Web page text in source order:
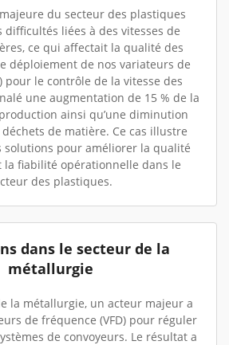
du secteur des plastiques
liées à des vitesses de
ce qui affectait la qualité des
déploiement de nos variateurs de
pour le contrôle de la vitesse des
une augmentation de 15 % de la
ainsi qu’une diminution
de matière. Ce cas illustre
solutions pour améliorer la qualité
la fiabilité opérationnelle dans le
des plastiques.
dans le secteur de la
métallurgie
la métallurgie, un acteur majeur a
de fréquence (VFD) pour réguler
de convoyeurs. Le résultat a